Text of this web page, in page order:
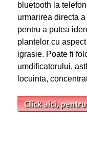
bluetooth la
urmarirea directa
pentru a putea
plantelor cu
igrasie. Poate fi
umdificatorului,
locuinta,